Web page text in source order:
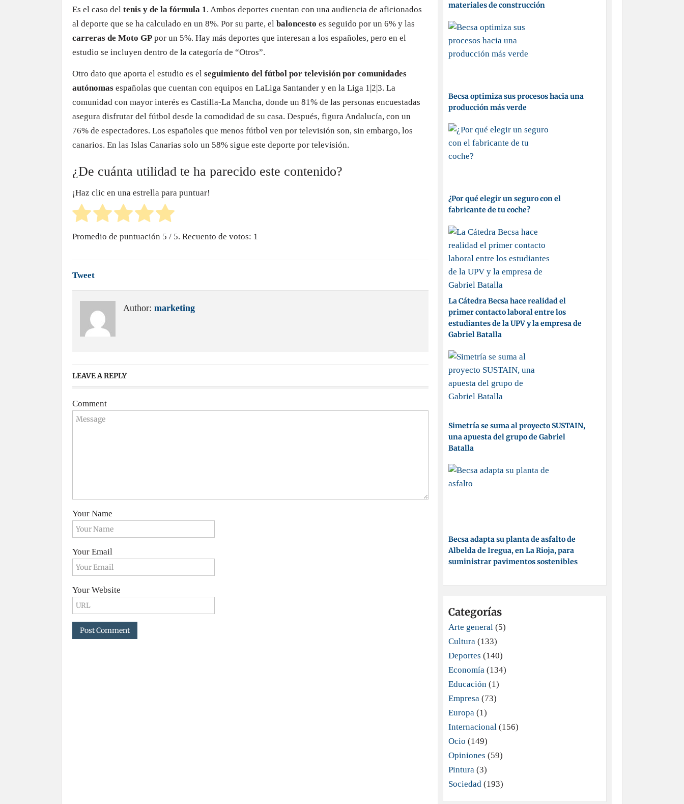
Es el caso del tenis y de la fórmula 1. Ambos deportes cuentan con una audiencia de aficionados
al deporte que se ha calculado en un 8%. Por su parte, el baloncesto es seguido por un 6% y las
carreras de Moto GP por un 5%. Hay más deportes que interesan a los españoles, pero en el
estudio se incluyen dentro de la categoría de “Otros”.
Otro dato que aporta el estudio es el seguimiento del fútbol por televisión por comunidades
autónomas españolas que cuentan con equipos en LaLiga Santander y en la Liga 1|2|3. La
comunidad con mayor interés es Castilla-La Mancha, donde un 81% de las personas encuestadas
asegura disfrutar del fútbol desde la comodidad de su casa. Después, figura Andalucía, con un
76% de espectadores. Los españoles que menos fútbol ven por televisión son, sin embargo, los
canarios. En las Islas Canarias solo un 58% sigue este deporte por televisión.
¿De cuánta utilidad te ha parecido este contenido?
¡Haz clic en una estrella para puntuar!
Promedio de puntuación 5 / 5. Recuento de votos: 1
Tweet
Author: marketing
LEAVE A REPLY
Comment
Your Name
Your Email
Your Website
materiales de construcción
Becsa optimiza sus procesos hacia una
producción más verde
¿Por qué elegir un seguro con el
fabricante de tu coche?
La Cátedra Becsa hace realidad el
primer contacto laboral entre los
estudiantes de la UPV y la empresa de
Gabriel Batalla
Simetría se suma al proyecto SUSTAIN,
una apuesta del grupo de Gabriel
Batalla
Becsa adapta su planta de asfalto de
Albelda de Iregua, en La Rioja, para
suministrar pavimentos sostenibles
Categorías
Arte general (5)
Cultura (133)
Deportes (140)
Economía (134)
Educación (1)
Empresa (73)
Europa (1)
Internacional (156)
Ocio (149)
Opiniones (59)
Pintura (3)
Sociedad (193)